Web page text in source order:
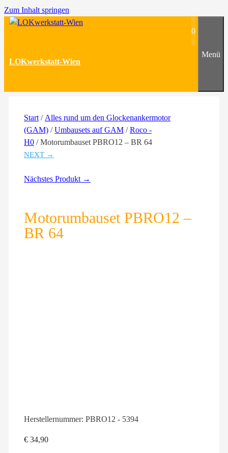
Zum Inhalt springen
LOKwerkstatt-Wien
0
Menü
Start / Alles rund um den Glockenankermotor
(GAM) /Umbausets auf GAM /Roco -
H0 / Motorumbauset PBRO12 – BR 64
NEXT →
Nächstes Produkt →
Motorumbauset PBRO12 –
BR 64
Herstellernummer: PBRO12 - 5394
€ 34,90